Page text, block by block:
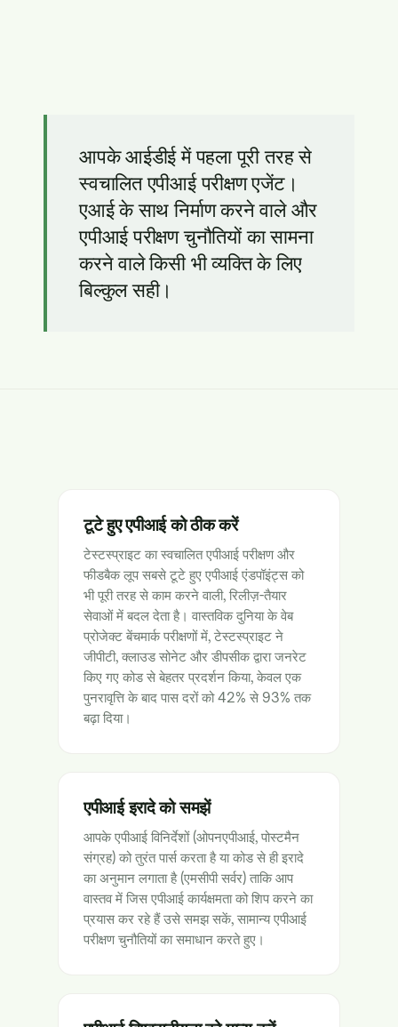
आपके आईडीई में पहला पूरी तरह से
स्वचालित एपीआई परीक्षण एजेंट।
एआई के साथ निर्माण करने वाले और
एपीआई परीक्षण चुनौतियों का सामना
करने वाले किसी भी व्यक्ति के लिए
बिल्कुल सही।
टूटे हुए एपीआई को ठीक करें
टेस्टस्प्राइट का स्वचालित एपीआई परीक्षण और
फीडबैक लूप सबसे टूटे हुए एपीआई एंडपॉइंट्स को
भी पूरी तरह से काम करने वाली, रिलीज़-तैयार
सेवाओं में बदल देता है। वास्तविक दुनिया के वेब
प्रोजेक्ट बेंचमार्क परीक्षणों में, टेस्टस्प्राइट ने
जीपीटी, क्लाउड सोनेट और डीपसीक द्वारा जनरेट
किए गए कोड से बेहतर प्रदर्शन किया, केवल एक
पुनरावृत्ति के बाद पास दरों को 42% से 93% तक
बढ़ा दिया।
एपीआई इरादे को समझें
आपके एपीआई विनिर्देशों (ओपनएपीआई, पोस्टमैन
संग्रह) को तुरंत पार्स करता है या कोड से ही इरादे
का अनुमान लगाता है (एमसीपी सर्वर) ताकि आप
वास्तव में जिस एपीआई कार्यक्षमता को शिप करने का
प्रयास कर रहे हैं उसे समझ सकें, सामान्य एपीआई
परीक्षण चुनौतियों का समाधान करते हुए।